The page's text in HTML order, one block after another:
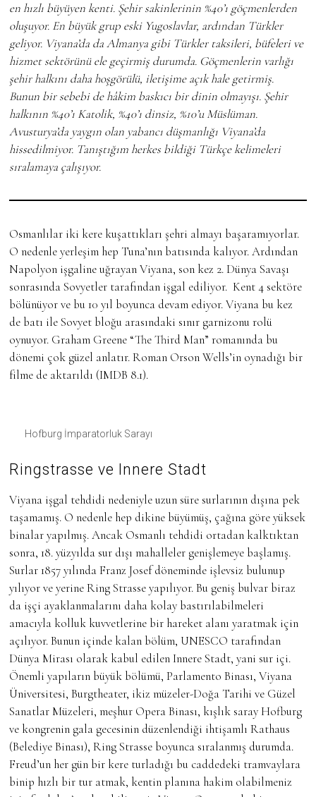
en hızlı büyüyen kenti. Şehir sakinlerinin %40’ı göçmenlerden
oluşuyor. En büyük grup eski Yugoslavlar, ardından Türkler
geliyor. Viyana’da da Almanya gibi Türkler taksileri, büfeleri ve
hizmet sektörünü ele geçirmiş durumda. Göçmenlerin varlığı
şehir halkını daha hoşgörülü, iletişime açık hale getirmiş.
Bunun bir sebebi de hâkim baskıcı bir dinin olmayışı. Şehir
halkının %40’ı Katolik, %40’ı dinsiz, %10’u Müslüman.
Avusturya’da yaygın olan yabancı düşmanlığı Viyana’da
hissedilmiyor. Tanıştığım herkes bildiği Türkçe kelimeleri
sıralamaya çalışıyor.
Osmanlılar iki kere kuşattıkları şehri almayı başaramıyorlar.
O nedenle yerleşim hep Tuna’nın batısında kalıyor. Ardından
Napolyon işgaline uğrayan Viyana, son kez 2. Dünya Savaşı
sonrasında Sovyetler tarafından işgal ediliyor. Kent 4 sektöre
bölünüyor ve bu 10 yıl boyunca devam ediyor. Viyana bu kez
de batı ile Sovyet bloğu arasındaki sınır garnizonu rolü
oynuyor. Graham Greene “The Third Man” romanında bu
dönemi çok güzel anlatır. Roman Orson Wells’in oynadığı bir
filme de aktarıldı (IMDB 8.1).
Hofburg İmparatorluk Sarayı
Ringstrasse ve Innere Stadt
Viyana işgal tehdidi nedeniyle uzun süre surlarının dışına pek
taşamamış. O nedenle hep dikine büyümüş, çağına göre yüksek
binalar yapılmış. Ancak Osmanlı tehdidi ortadan kalktıktan
sonra, 18. yüzyılda sur dışı mahalleler genişlemeye başlamış.
Surlar 1857 yılında Franz Josef döneminde işlevsiz bulunup
yılıyor ve yerine Ring Strasse yapılıyor. Bu geniş bulvar biraz
da işçi ayaklanmalarını daha kolay bastırılabilmeleri
amacıyla kolluk kuvvetlerine bir hareket alanı yaratmak için
açılıyor. Bunun içinde kalan bölüm, UNESCO tarafından
Dünya Mirası olarak kabul edilen Innere Stadt, yani sur içi.
Önemli yapıların büyük bölümü, Parlamento Binası, Viyana
Üniversitesi, Burgtheater, ikiz müzeler-Doğa Tarihi ve Güzel
Sanatlar Müzeleri, meşhur Opera Binası, kışlık saray Hofburg
ve kongrenin gala gecesinin düzenlendiği ihtişamlı Rathaus
(Belediye Binası), Ring Strasse boyunca sıralanmış durumda.
Freud’un her gün bir kere turladığı bu caddedeki tramvaylara
binip hızlı bir tur atmak, kentin planına hakim olabilmeniz